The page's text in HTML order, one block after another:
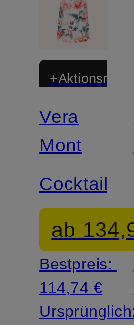
+Aktionsrabatt
Vera
Mont
ab
Bestpreis:
114,74 €